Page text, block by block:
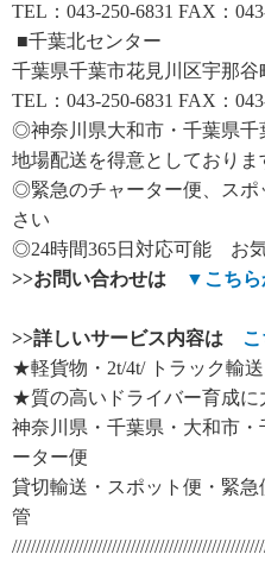
TEL：043-250-6831 FAX：
■千葉北センター
千葉県千葉市花見川区宇那谷
TEL：043-250-6831 FAX：
◎神奈川県大和市・千葉県千
地場配送を得意としておりま
◎緊急のチャーター便、スポ
さい
◎24時間365日対応可能 お
>>お問い合わせは ▼ こち
>>詳しいサービス内容は こ
★軽貨物・2t/4t/ トラック輸
★質の高いドライバー育成に
神奈川県・千葉県・大和市
ーター便
貸切輸送・スポット便・緊
管